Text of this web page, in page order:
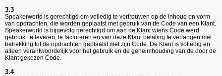
3.3
Speakerworld is gerechtigd om volledig te vertrouwen op de inhoud en vorm
van opdrachten, die worden geplaatst met gebruik van de Code van een Klant.
Speakerworld is bijgevolg gerechtigd om aan de Klant wiens Code werd
gebruikt te leveren, te factureren en van deze Klant betaling te verlangen met
betrekking tot de opdrachten geplaatst met zijn Code. De Klant is volledig en
alleen verantwoordelijk voor het gebruik en de geheimhouding van de door de
Klant gekozen Code.
3.4